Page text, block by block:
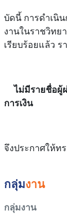
บัดนี้ การดำเนิน
งานในราชวิทย
เรียบร้อยแล้ว
ไม่มีรายชื่อผู้
การเงิน
จึงประกาศให้ท
กลุ่มงาน
กลุ่มงาน